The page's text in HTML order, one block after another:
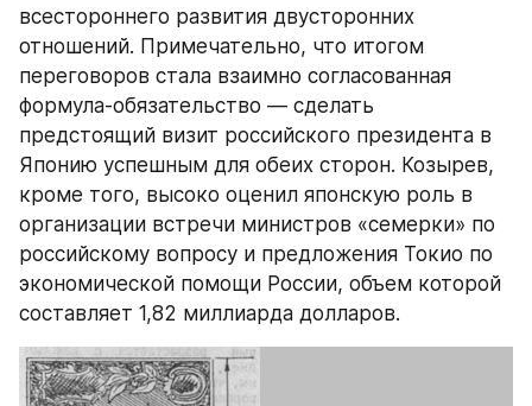
всестороннего развития двусторонних
отношений. Примечательно, что итогом
переговоров стала взаимно согласованная
формула-обязательство — сделать
предстоящий визит российского президента в
Японию успешным для обеих сторон. Козырев,
кроме того, высоко оценил японскую роль в
организации встречи министров «семерки» по
российскому вопросу и предложения Токио по
экономической помощи России, объем которой
составляет 1,82 миллиарда долларов.